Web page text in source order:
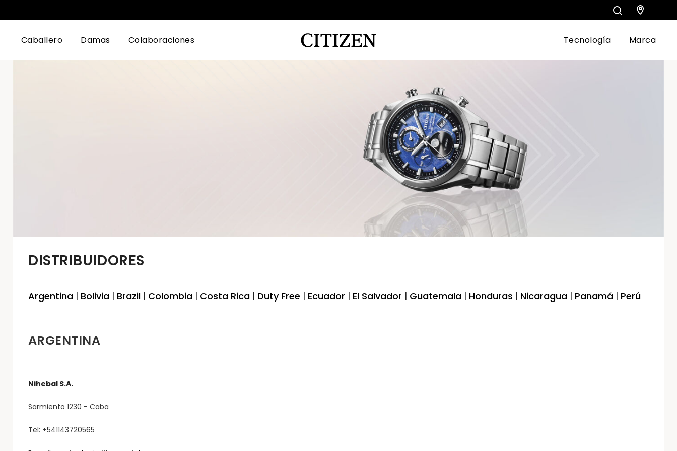
Caballero Damas Colaboraciones Tecnología Marca
DISTRIBUIDORES
Argentina | Bolivia | Brazil | Colombia | Costa Rica | Duty Free | Ecuador | El Salvador | Guatemala | Honduras | Nicaragua | Panamá | Perú
ARGENTINA
Nihebal S.A.
Sarmiento 1230 - Caba
Tel: +541143720565